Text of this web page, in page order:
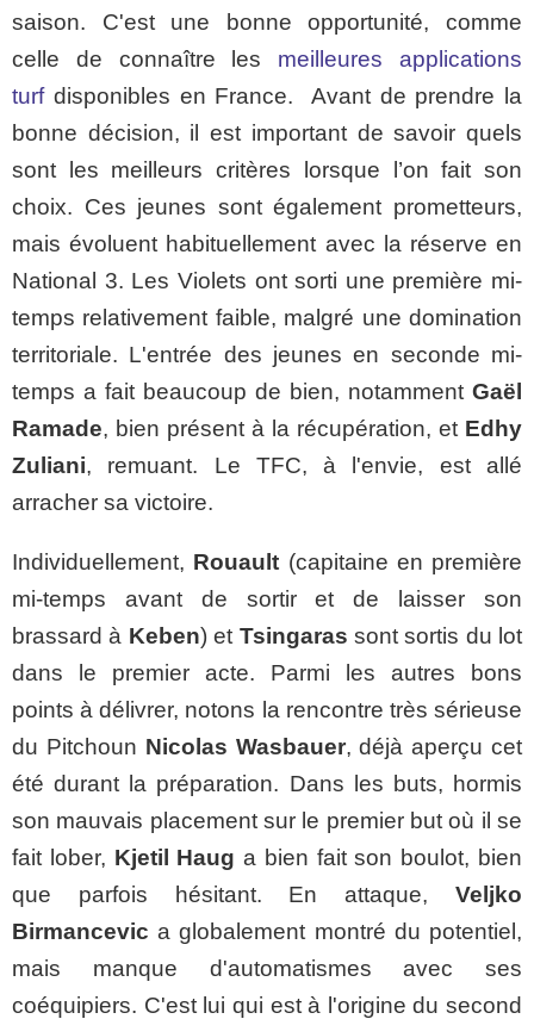
saison. C'est une bonne opportunité, comme
celle de connaître les meilleures applications
turfdisponibles en France. Avant de prendre la
bonne décision, il est important de savoir quels
sont les meilleurs critères lorsque l’on fait son
choix. Ces jeunes sont également prometteurs,
mais évoluent habituellement avec la réserve en
National 3. Les Violets ont sorti une première mi-
temps relativement faible, malgré une domination
territoriale. L'entrée des jeunes en seconde mi-
temps a fait beaucoup de bien, notamment Gaël
Ramade, bien présent à la récupération, et Edhy
Zuliani, remuant. Le TFC, à l'envie, est allé
arracher sa victoire.
Individuellement, Rouault (capitaine en première
mi-temps avant de sortir et de laisser son
brassard à Keben) et Tsingaras sont sortis du lot
dans le premier acte. Parmi les autres bons
points à délivrer, notons la rencontre très sérieuse
du Pitchoun Nicolas Wasbauer, déjà aperçu cet
été durant la préparation. Dans les buts, hormis
son mauvais placement sur le premier but où il se
fait lober, Kjetil Haug a bien fait son boulot, bien
que parfois hésitant. En attaque, Veljko
Birmancevic a globalement montré du potentiel,
mais manque d'automatismes avec ses
coéquipiers. C'est lui qui est à l'origine du second